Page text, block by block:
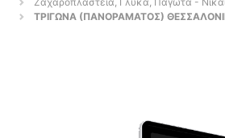
ΤΡΙΓΩΝΑ (ΠΑΝΟΡΑΜΑΤΟΣ)